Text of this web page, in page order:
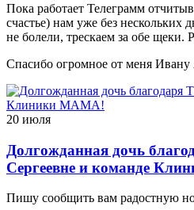
Пока работает Телеграмм
счастье) нам уже без нескольких
не болели, трескаем за обе щеки.
Спасибо огромное от меня
20 июля
Долгожданная дочь
Сергеевне и команде
Пишу сообщить вам радостную